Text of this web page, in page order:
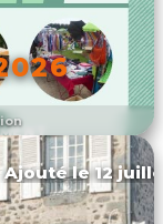
Ajouté le 12